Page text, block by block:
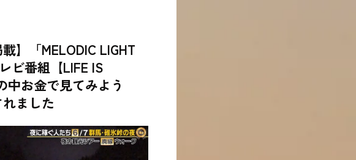
載】「MELODIC LIGHT
ビ番組【LIFE IS
中お金で見てみよう
ました